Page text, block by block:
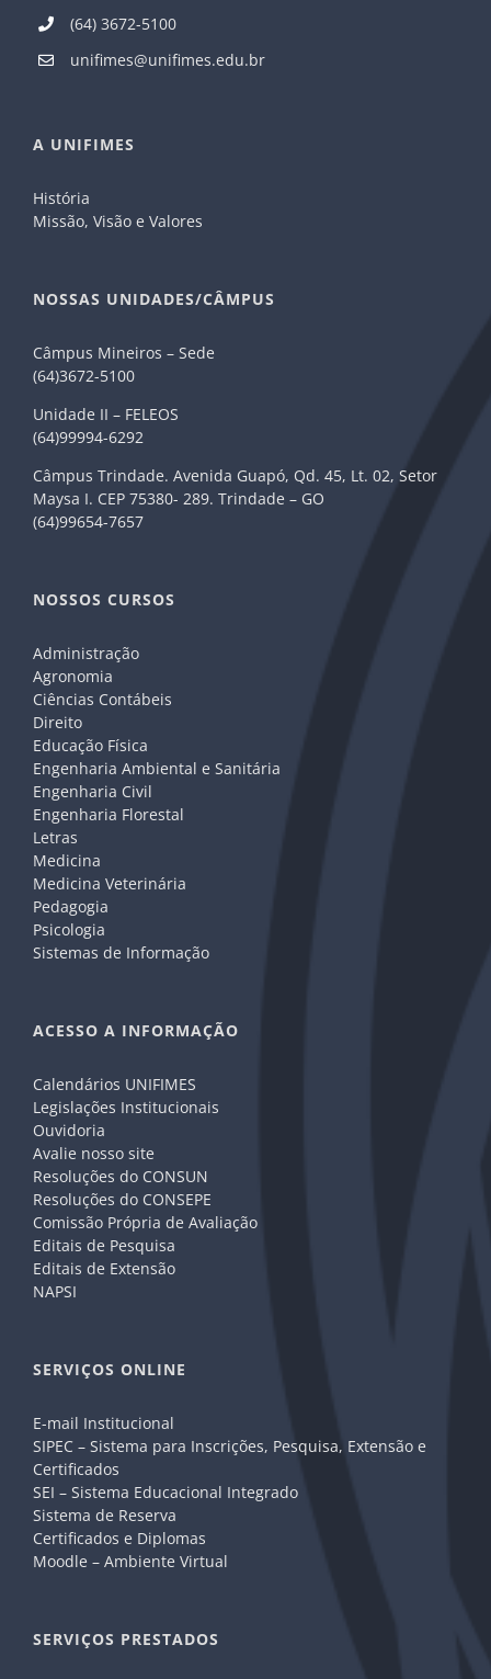
(64) 3672-5100
unifimes@unifimes.edu.br
A UNIFIMES
História
Missão, Visão e Valores
NOSSAS UNIDADES/CÂMPUS
Câmpus Mineiros – Sede
(64)3672-5100
Unidade II – FELEOS
(64)99994-6292
Câmpus Trindade. Avenida Guapó, Qd. 45, Lt. 02, Setor
Maysa I. CEP 75380- 289. Trindade – GO
(64)99654-7657
NOSSOS CURSOS
Administração
Agronomia
Ciências Contábeis
Direito
Educação Física
Engenharia Ambiental e Sanitária
Engenharia Civil
Engenharia Florestal
Letras
Medicina
Medicina Veterinária
Pedagogia
Psicologia
Sistemas de Informação
ACESSO A INFORMAÇÃO
Calendários UNIFIMES
Legislações Institucionais
Ouvidoria
Avalie nosso site
Resoluções do CONSUN
Resoluções do CONSEPE
Comissão Própria de Avaliação
Editais de Pesquisa
Editais de Extensão
NAPSI
SERVIÇOS ONLINE
E-mail Institucional
SIPEC – Sistema para Inscrições, Pesquisa, Extensão e
Certificados
SEI – Sistema Educacional Integrado
Sistema de Reserva
Certificados e Diplomas
Moodle – Ambiente Virtual
SERVIÇOS PRESTADOS